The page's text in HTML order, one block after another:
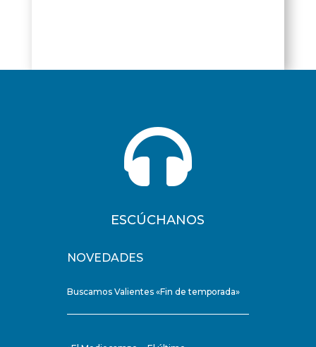

ESCÚCHANOS
NOVEDADES
Buscamos Valientes «Fin de temporada»